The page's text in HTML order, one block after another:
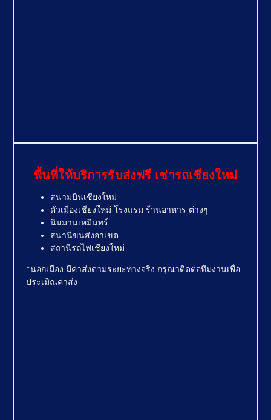
พื้นที่ให้บริการรับส่งฟรี เช่ารถเชียงใหม่
สนามบินเชียงใหม่
ตัวเมืองเชียงใหม่ โรงแรม ร้านอาหาร ต่างๆ
นิมมานเหมินทร์
สนานีขนส่งอาเขต
สถานีรถไฟเชียงใหม่
*นอกเมือง มีค่าส่งตามระยะทางจริง กรุณาติดต่อทีมงานเพื่อ
ประเมิณค่าส่ง